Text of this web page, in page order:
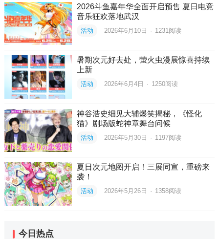
2026斗鱼嘉年华全面开启预售 夏日电竞
音乐狂欢落地武汉
活动 2026年6月10日 · 1231 阅读
暑期次元好去处，萤火虫漫展惊喜持续
上新
活动 2026年6月4日 · 1250阅读
神谷浩史细见大辅爆笑揭秘，《怪化
猫》剧场版蛇神章舞台问候
活动 2026年5月30日 · 1197阅读
夏日次元地图开启！三展同宣，重磅来
袭！
活动 2026年5月26日 · 1358阅读
今日热点